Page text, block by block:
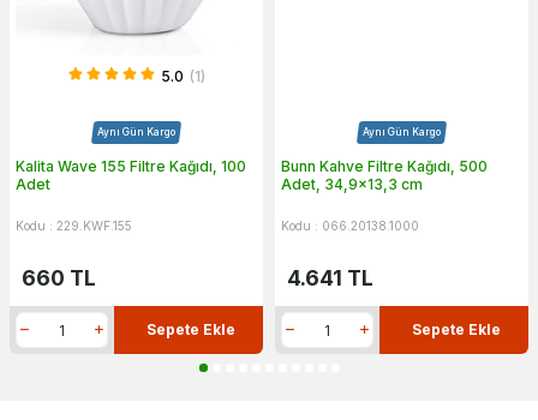
5.0 (1)
Aynı Gün Kargo
Kalita Wave 155 Filtre Kağıdı, 100
Adet
Kodu : 229.KWF.155
660 TL
Sepete Ekle
Aynı Gün Kargo
Bunn Kahve Filtre Kağıdı, 500
Adet, 34,9x13,3 cm
Kodu : 066.20138.1000
4.641 TL
Sepete Ekle